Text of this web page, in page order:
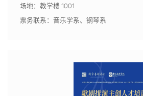
场地：教学楼 1001
票务联系：音乐学系、钢琴系